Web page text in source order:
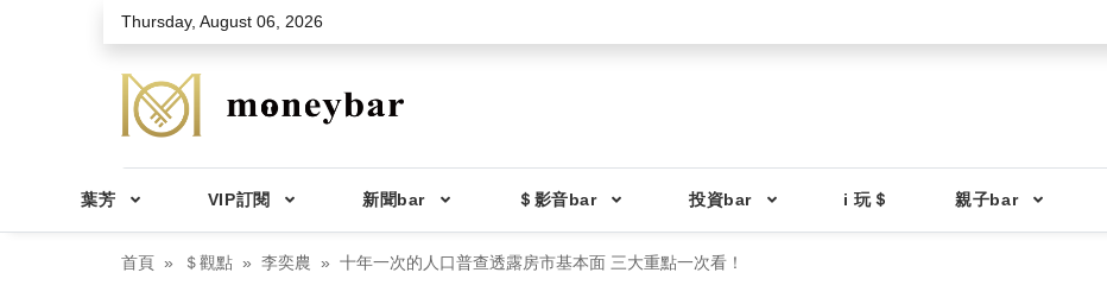
Skip to main contentThursday, August 06, 2026
葉芳 VIP訂閱 新聞bar ＄影音bar 投資bar i 玩＄ 親子bar
首頁 ＄觀點 李奕農 十年一次的人口普查透露房市基本面 三大重點一次看！